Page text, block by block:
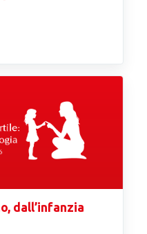
dall’infanzia